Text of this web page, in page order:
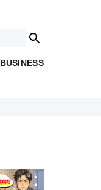
BUSINESS